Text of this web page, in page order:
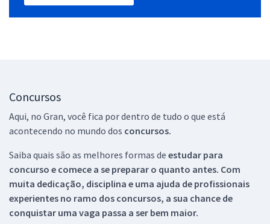
Concursos
Aqui, no Gran, você fica por dentro de tudo o que está
acontecendo no mundo dos concursos.
Saiba quais são as melhores formas de estudar para
concurso e comece a se preparar o quanto antes. Com
muita dedicação, disciplina e uma ajuda de profissionais
experientes no ramo dos concursos, a sua chance de
conquistar uma vaga passa a ser bem maior.